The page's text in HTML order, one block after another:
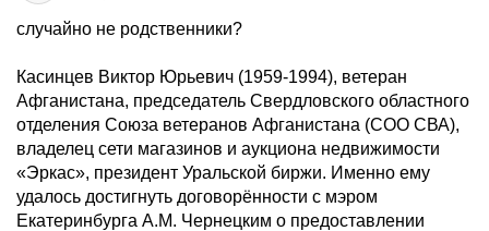
случайно не родственники?
Касинцев Виктор Юрьевич (1959-1994), ветеран
Афганистана, председатель Свердловского областного
отделения Союза ветеранов Афганистана (СОО СВА),
владелец сети магазинов и аукциона недвижимости
«Эркас», президент Уральской биржи. Именно ему
удалось достигнуть договорённости с мэром
Екатеринбурга А.М. Чернецким о предоставлении